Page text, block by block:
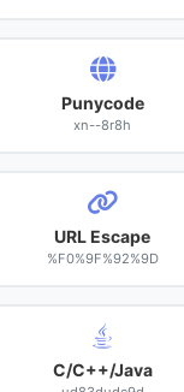
Punycode
xn--8r8h
URL Escape
%F0%9F%92%9D
C/C++/Java